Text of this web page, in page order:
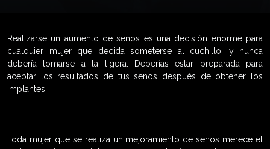
Realizarse un aumento de senos es una decisión enorme para
cualquier mujer que decida someterse al cuchillo, y nunca
debería tomarse a la ligera. Deberías estar preparada para
aceptar los resultados de tus senos después de obtener los
implantes.
Toda mujer que se realiza un mejoramiento de senos merece el